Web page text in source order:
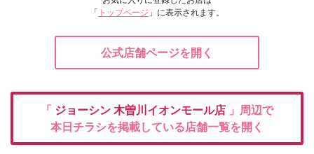
「 トップページ 」に表示されます。
公式店舗ページを開く
「 ジョーシン 木曽川イオンモール店 」周辺で
本日チラシを掲載している店舗一覧を開く